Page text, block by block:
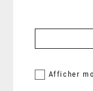
Afficher